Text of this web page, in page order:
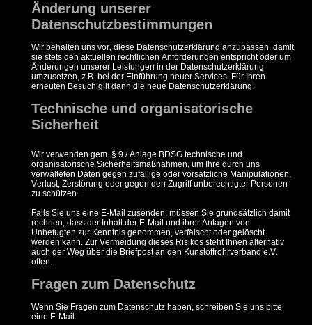
Änderung unserer
Datenschutzbestimmungen
Wir behalten uns vor, diese Datenschutzerklärung anzupassen, damit
sie stets den aktuellen rechtlichen Anforderungen entspricht oder um
Änderungen unserer Leistungen in der Datenschutzerklärung
umzusetzen, z.B. bei der Einführung neuer Services. Für Ihren
erneuten Besuch gilt dann die neue Datenschutzerklärung.
Technische und organisatorische
Sicherheit
Wir verwenden gem. § 9 / Anlage BDSG technische und
organisatorische Sicherheitsmaßnahmen, um Ihre durch uns
verwalteten Daten gegen zufällige oder vorsätzliche Manipulationen,
Verlust, Zerstörung oder gegen den Zugriff unberechtigter Personen
zu schützen.
Falls Sie uns eine E-Mail zusenden, müssen Sie grundsätzlich damit
rechnen, dass der Inhalt der E‑Mail und ihrer Anlagen von
Unbefugten zur Kenntnis genommen, verfälscht oder gelöscht
werden kann. Zur Vermeidung dieses Risikos steht Ihnen alternativ
auch der Weg über die Briefpost an den Kunstoffrohrverband e.V.
offen.
Fragen zum Datenschutz
Wenn Sie Fragen zum Datenschutz haben, schreiben Sie uns bitte
eine E-Mail.